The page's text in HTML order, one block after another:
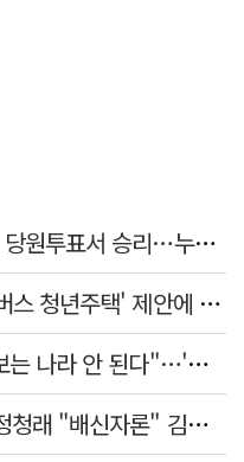
김민석, 與전당대회 제주·인천 당원투표서 승리…누적 득표는 '초박빙'
"내로남불·탁상공론"…황희 '버스 청년주택' 제안에 與 내부서도 쓴소리
李대통령 "결혼 때문에 손해 보는 나라 안 된다"…'결혼 페널티' 22개 손본다
민주당 제주 연설회 난타전…정청래 "배신자론" 김민석 "관리 무능"